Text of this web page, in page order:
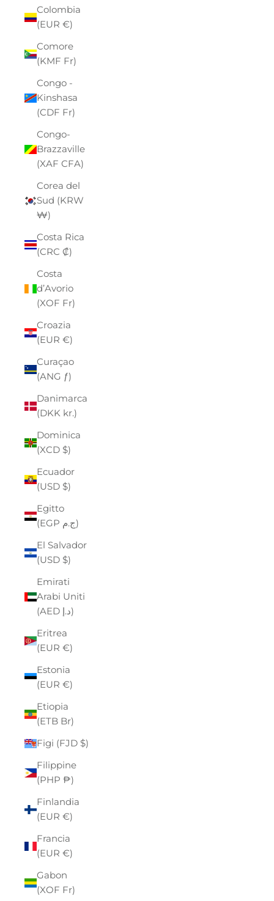
Colombia
(EUR €)
Comore
(KMF Fr)
Congo -
Kinshasa
(CDF Fr)
Congo-
Brazzaville
(XAF CFA)
Corea del
Sud (KRW
₩)
Costa Rica
(CRC ₡)
Costa
d’Avorio
(XOF Fr)
Croazia
(EUR €)
Curaçao
(ANG ƒ)
Danimarca
(DKK kr.)
Dominica
(XCD $)
Ecuador
(USD $)
Egitto
(EGP ج.م)
El Salvador
(USD $)
Emirati
Arabi Uniti
(AED د.إ)
Eritrea
(EUR €)
Estonia
(EUR €)
Etiopia
(ETB Br)
Figi (FJD $)
Filippine
(PHP ₱)
Finlandia
(EUR €)
Francia
(EUR €)
Gabon
(XOF Fr)